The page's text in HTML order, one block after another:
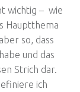
wichtig – wie
Hauptthema
so, dass
und das
Strich dar.
ich